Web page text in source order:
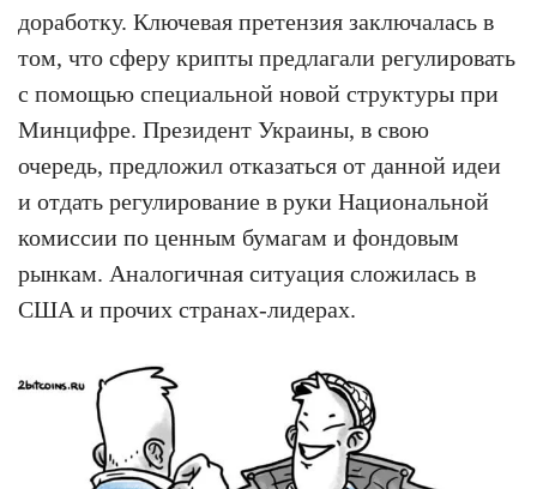
доработку. Ключевая претензия заключалась в
том, что сферу крипты предлагали регулировать
с помощью специальной новой структуры при
Минцифре. Президент Украины, в свою
очередь, предложил отказаться от данной идеи
и отдать регулирование в руки Национальной
комиссии по ценным бумагам и фондовым
рынкам. Аналогичная ситуация сложилась в
США и прочих странах-лидерах.